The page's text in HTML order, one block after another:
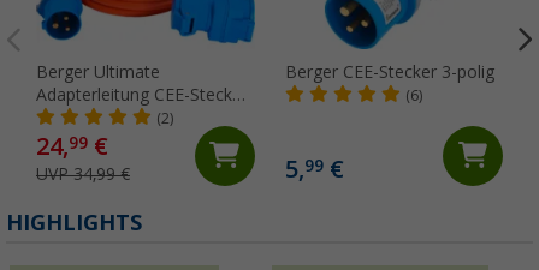
Berger Ultimate
Adapterleitung CEE-Stecker
und Winkelkupplung mit
CEE-Kupplung und
Schutzkontakt-Kupplung 5
m Orange
(2)
24,99 €
UVP 34,99 €
Berger CEE-Stecker 3-polig
(6)
5,99€
HIGHLIGHTS